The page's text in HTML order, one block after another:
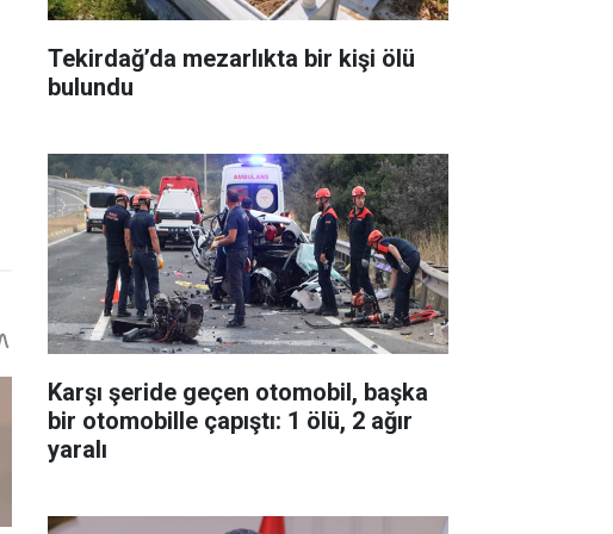
Tekirdağ’da mezarlıkta bir kişi ölü
bulundu
Karşı şeride geçen otomobil, başka
bir otomobille çapıştı: 1 ölü, 2 ağır
yaralı